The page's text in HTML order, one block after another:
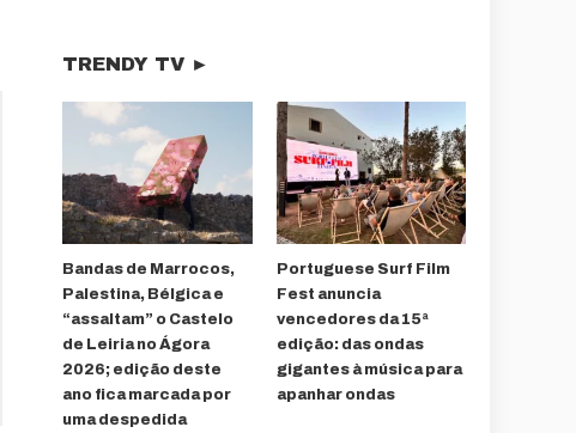
TRENDY TV ►
Bandas de Marrocos,
Palestina, Bélgica e
“assaltam” o Castelo
de Leiria no Ágora
2026; edição deste
ano fica marcada por
uma despedida
Portuguese Surf Film
Fest anuncia
vencedores da 15ª
edição: das ondas
gigantes à música para
apanhar ondas